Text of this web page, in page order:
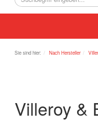
Sie sind hier: Nach Hersteller
Villeroy &